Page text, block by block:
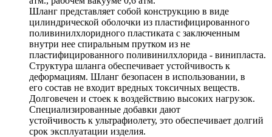
Шланг представляет собой конструкцию в виде
цилиндрической оболочки из пластифицированного
поливинилхлоридного пластиката с заключенным
внутри нее спиральным прутком из не
пластифицированного поливинилхлорида - винипласта.
Структура шланга обеспечивает устойчивость к
деформациям. Шланг безопасен в использовании, в
его состав не входит вредных токсичных веществ.
Долговечен и стоек к воздействию высоких нагрузок.
Специализированные добавки дают
устойчивость к ультрафиолету, это обеспечивает долгий
срок эксплуатации изделия.